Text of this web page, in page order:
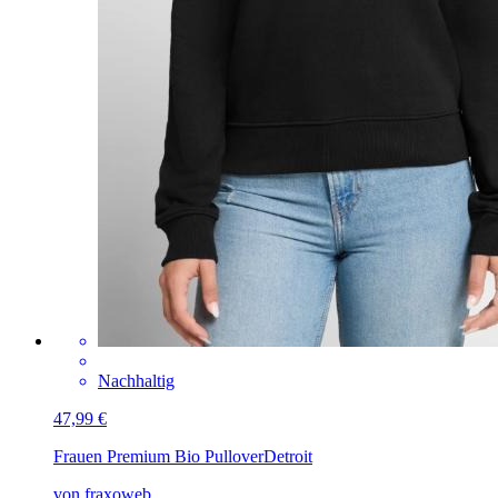
Nachhaltig
47,99 €
Frauen Premium Bio PulloverDetroit
von fraxoweb